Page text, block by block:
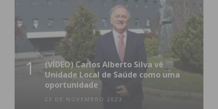
atualizada.
Eu li e concordo com ostermos e
condições
1
(VÍDEO) Carlos Alberto Silva vê
Unidade Local de Saúde como uma
oportunidade
23 DE NOVEMBRO 2023